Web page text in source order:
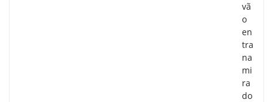
vã
o
en
tra
na
mi
ra
do